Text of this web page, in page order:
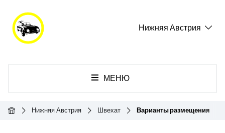
Нижняя Австрия
МЕНЮ
ГлавнаяНижняя Австрия Швехат Варианты размещения